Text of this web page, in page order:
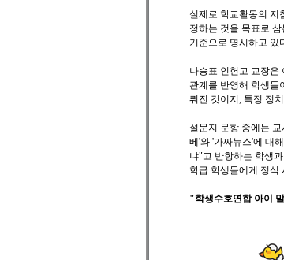
실제로 학교활동의 지
정하는 것을 목표로
기준으로 명시하고 있
나승표 인헌고 교장은
관계를 반영해 학생들
뤄진 것이지, 특정 정
설문지 문항 중에는
베'와 '가짜뉴스'에 대
냐"고 반항하는 학생
학급 학생들에게 정식
"학생수호연합 아이